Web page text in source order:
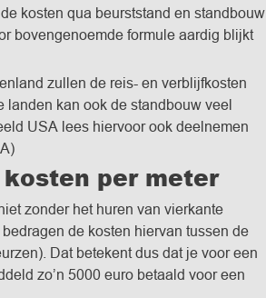
kosten qua beurststand en standbouw
bovengenoemde formule aardig blijkt
zullen de reis- en verblijfkosten
landen kan ook de standbouw veel
USA lees hiervoor ook deelnemen
per meter
zonder het huren van vierkante
de kosten hiervan tussen de
Dat betekent dus dat je voor een
zo’n 5000 euro betaald voor een